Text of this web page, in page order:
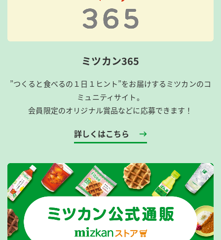
ミツカン365
”つくると食べるの１日１ヒント”をお届けするミツカンのコ
ミュニティサイト。
会員限定のオリジナル賞品などに応募できます！
詳しくはこちら